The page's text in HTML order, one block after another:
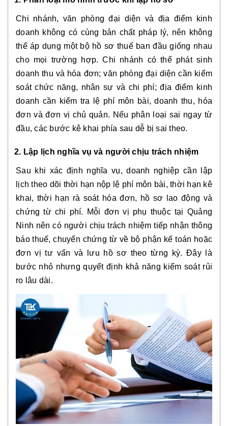
Chi nhánh, văn phòng đại diện và địa điểm kinh
doanh không có cùng bản chất pháp lý, nên không
thể áp dụng một bộ hồ sơ thuế ban đầu giống nhau
cho mọi trường hợp. Chi nhánh có thể phát sinh
doanh thu và hóa đơn; văn phòng đại diện cần kiểm
soát chức năng, nhân sự và chi phí; địa điểm kinh
doanh cần kiểm tra lệ phí môn bài, doanh thu, hóa
đơn và đơn vị chủ quản. Nếu phân loại sai ngay từ
đầu, các bước kê khai phía sau dễ bị sai theo.
2. Lập lịch nghĩa vụ và người chịu trách nhiệm
Sau khi xác định nghĩa vụ, doanh nghiệp cần lập
lịch theo dõi thời hạn nộp lệ phí môn bài, thời hạn kê
khai, thời hạn rà soát hóa đơn, hồ sơ lao động và
chứng từ chi phí. Mỗi đơn vị phụ thuộc tại Quảng
Ninh nên có người chịu trách nhiệm tiếp nhận thông
báo thuế, chuyển chứng từ về bộ phận kế toán hoặc
đơn vị tư vấn và lưu hồ sơ theo từng kỳ. Đây là
bước nhỏ nhưng quyết định khả năng kiểm soát rủi
ro lâu dài.